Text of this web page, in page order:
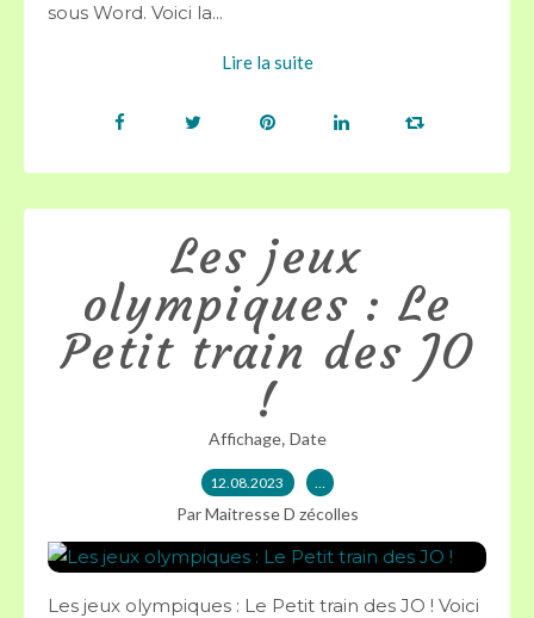
sous Word. Voici la...
Lire la suite
Les jeux
olympiques : Le
Petit train des JO
!
Affichage, Date
12.08.2023 …
Par Maitresse D zécolles
Les jeux olympiques : Le Petit train des JO ! Voici